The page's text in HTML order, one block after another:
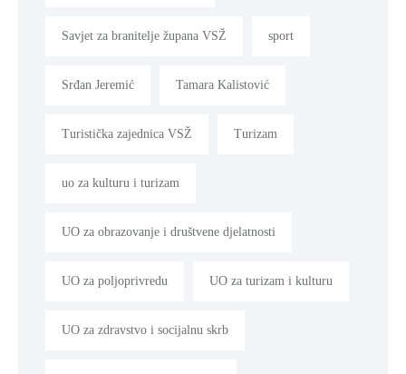
Savjet za branitelje župana VSŽ sport
Srđan Jeremić Tamara Kalistović
Turistička zajednica VSŽ Turizam
uo za kulturu i turizam
UO za obrazovanje i društvene djelatnosti
UO za poljoprivredu UO za turizam i kulturu
UO za zdravstvo i socijalnu skrb